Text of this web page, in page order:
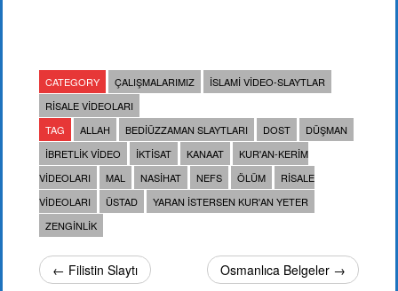
CATEGORY ÇALIŞMALARIMIZ
İSLAMI VIDEO-SLAYTLAR
RISALE VIDEOLARI
TAG
ALLAH BEDIÜZZAMAN SLAYTLARI DOST
DÜŞMAN
IBRETLIK VIDEO
IKTISAT KANAAT
KUR'AN-KERIM
VIDEOLARI
MAL NASIHAT NEFS ÖLÜM
RISALE
VIDEOLARI
ÜSTAD
YARAN ISTERSEN KUR'AN YETER
ZENGINLIK
← Filistin Slaytı Osmanlıca Belgeler →